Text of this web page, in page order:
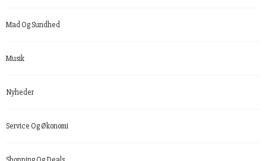
Mad Og Sundhed
Musik
Nyheder
Service Og Økonomi